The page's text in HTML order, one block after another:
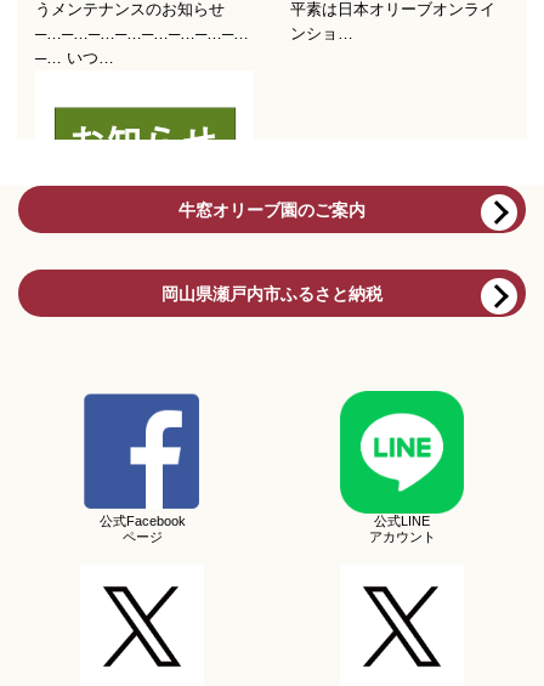
牛窓オリーブ園のご案内
岡山県瀬戸内市ふるさと納税
公式Facebook
ページ
公式LINE
アカウント